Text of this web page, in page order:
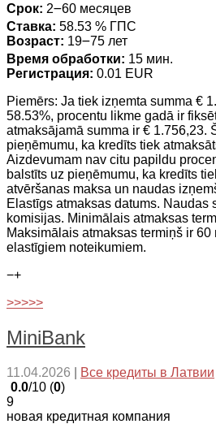
Срок: 2౼60 месяцев
Ставка: 58.53 % ГПС
Возраст: 19౼75 лет
Время обработки: 15 мин.
Регистрация: 0.01 EUR
Piemērs: Ja tiek izņemta summa €
58.53%, procentu likme gadā ir
atmaksājamā summa ir € 1.756,23.
pieņēmumu, ka kredīts tiek
Aizdevumam nav citu papildu
balstīts uz pieņēmumu, ka kredīts
atvēršanas maksa un naudas
Elastīgs atmaksas datums. Naudas
komisijas. Minimālais atmaksas
Maksimālais atmaksas termiņš ir
elastīgiem noteikumiem.
−+
>>>>>
MiniBank
11.04.2026 Все кредиты в Латвии
0.0/10 (0)
9
новая кредитная компания